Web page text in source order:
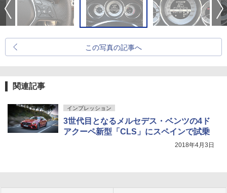
この写真の記事へ
関連記事
インプレッション
3世代目となるメルセデス・ベンツの4ド
アクーペ新型「CLS」にスペインで試乗
2018年4月3日